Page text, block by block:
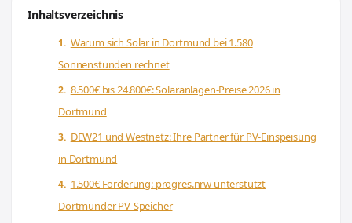
Inhaltsverzeichnis
Warum sich Solar in Dortmund bei 1.580
Sonnenstunden rechnet
8.500€ bis 24.800€: Solaranlagen-Preise 2026 in
Dortmund
DEW21 und Westnetz: Ihre Partner für PV-Einspeisung
in Dortmund
1.500€ Förderung: progres.nrw unterstützt
Dortmunder PV-Speicher